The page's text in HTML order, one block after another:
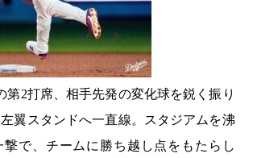
第2打席、相手先発の変化球を鋭く振り
翼スタンドへ一直線。スタジアムを沸
撃で、チームに勝ち越し点をもたらし